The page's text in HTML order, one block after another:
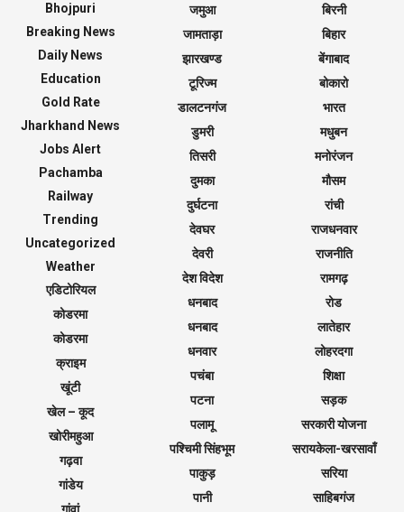
Bhojpuri
Breaking News
Daily News
Education
Gold Rate
Jharkhand News
Jobs Alert
Pachamba
Railway
Trending
Uncategorized
Weather
एडिटोरियल
कोडरमा
कोडरमा
क्राइम
खूंटी
खेल – कूद
खोरीमहुआ
गढ़वा
गांडेय
जमुआ
जामताड़ा
झारखण्ड
टूरिज्म
डालटनगंज
डुमरी
तिसरी
दुमका
दुर्घटना
देवघर
देवरी
देश विदेश
धनबाद
धनबाद
धनवार
पचंबा
पटना
पलामू
पश्चिमी सिंहभूम
पाकुड़
पानी
बिरनी
बिहार
बेंगाबाद
बोकारो
भारत
मधुबन
मनोरंजन
मौसम
रांची
राजधनवार
राजनीति
रामगढ़
रोड
लातेहार
लोहरदगा
शिक्षा
सड़क
सरकारी योजना
सरायकेला-खरसावाँ
सरिया
साहिबगंज